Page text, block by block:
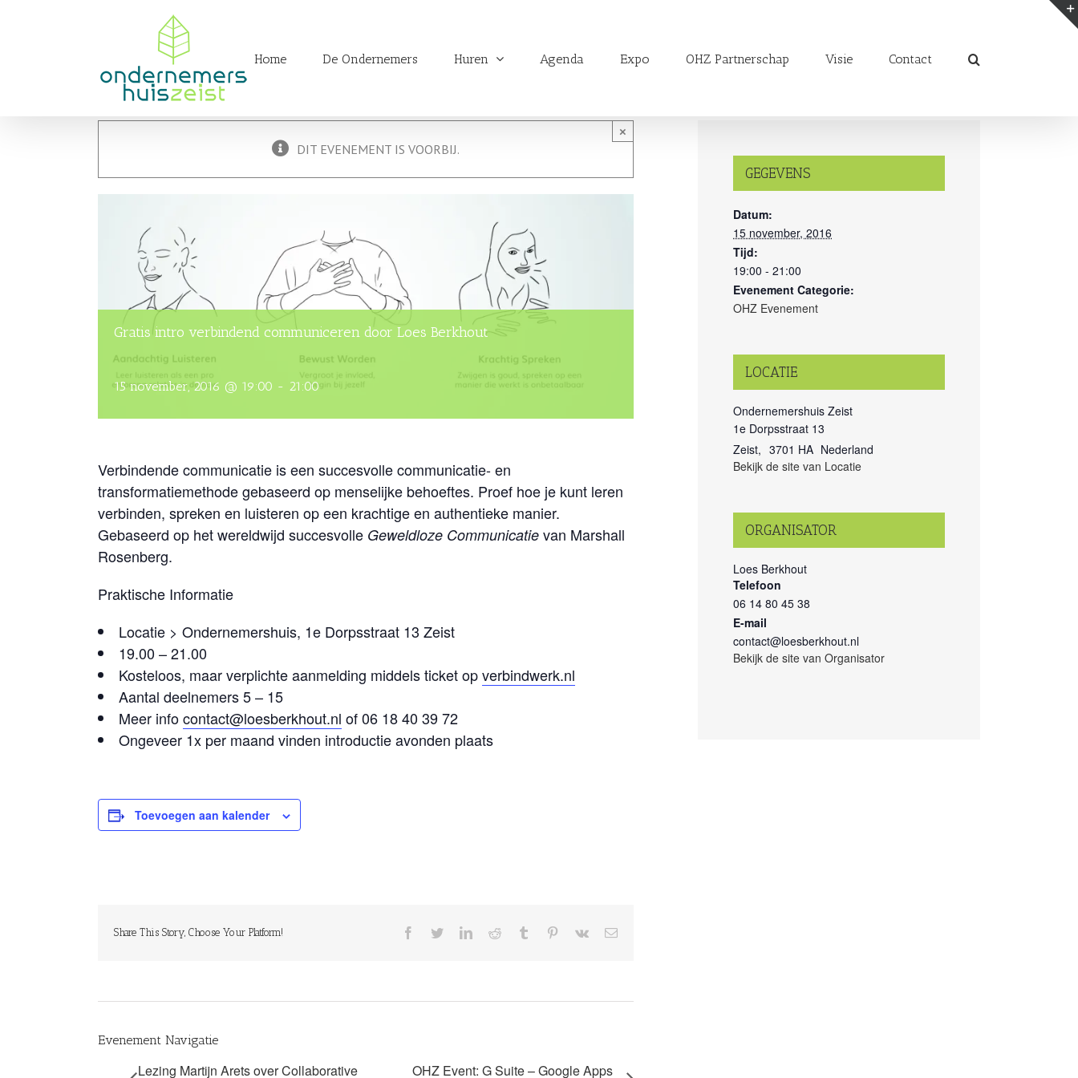
Home De Ondernemers Huren Agenda Expo OHZ Partnerschap Visie Contact
×
DIT EVENEMENT IS VOORBIJ.
Gratis intro verbindend communiceren door Loes Berkhout
15 november, 2016 @ 19:00 - 21:00
Verbindende communicatie is een succesvolle communicatie- en
transformatiemethode gebaseerd op menselijke behoeftes. Proef hoe je kunt leren
verbinden, spreken en luisteren op een krachtige en authentieke manier.
Gebaseerd op het wereldwijd succesvolle Geweldloze Communicatie van Marshall
Rosenberg.
Praktische Informatie
Locatie > Ondernemershuis, 1e Dorpsstraat 13 Zeist
19.00 – 21.00
Kosteloos, maar verplichte aanmelding middels ticket opverbindwerk.nl
Aantal deelnemers 5 – 15
Meer infocontact@loesberkhout.nl of 06 18 40 39 72
Ongeveer 1x per maand vinden introductie avonden plaats
Toevoegen aan kalender
Share This Story, Choose Your Platform! facebooktwitterlinkedinreddit tumblr pinterest
vk
E-
Evenement Navigatie
Lezing Martijn Arets over Collaborative
OHZ Event: G Suite – Google Apps
GEGEVENS
Datum:
15 november, 2016
Tijd:
19:00 - 21:00
Evenement Categorie:
OHZ Evenement
LOCATIE
Ondernemershuis Zeist
1e Dorpsstraat 13
Zeist, 3701 HA Nederland
Bekijk de site van Locatie
ORGANISATOR
Loes Berkhout
Telefoon
06 14 80 45 38
E-mail
contact@loesberkhout.nl
Bekijk de site van Organisator